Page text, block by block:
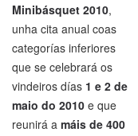
Minibásquet 2010,
unha cita anual coas
categorías inferiores
que se celebrará os
vindeiros días 1 e 2 de
maio do 2010 e que
reunirá a máis de 400